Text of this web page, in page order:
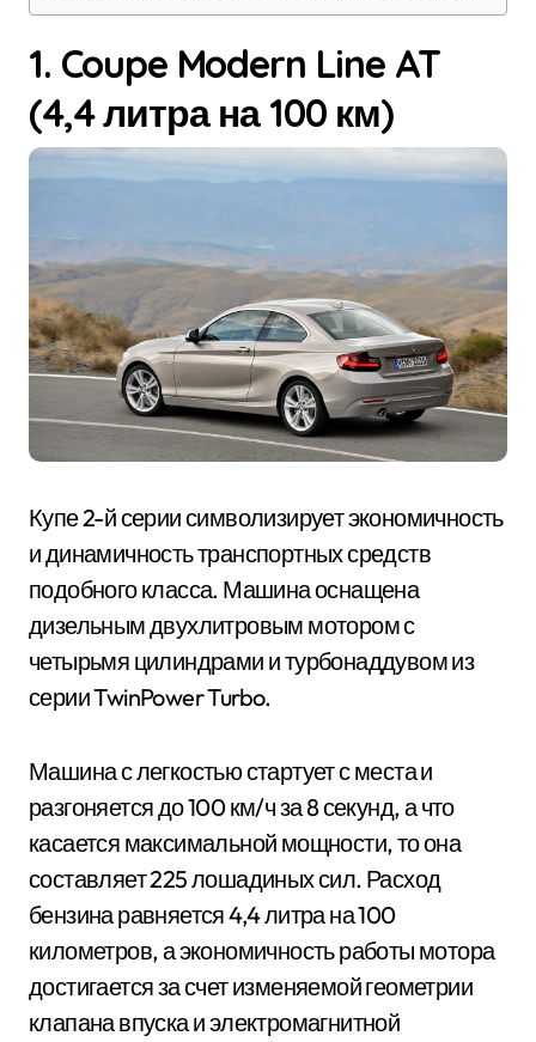
1. Coupe Modern Line AT
(4,4 литра на 100 км)
Купе 2-й серии символизирует экономичность
и динамичность транспортных средств
подобного класса. Машина оснащена
дизельным двухлитровым мотором с
четырьмя цилиндрами и турбонаддувом из
серии TwinPower Turbo.
Машина с легкостью стартует с места и
разгоняется до 100 км/ч за 8 секунд, а что
касается максимальной мощности, то она
составляет 225 лошадиных сил. Расход
бензина равняется 4,4 литра на 100
километров, а экономичность работы мотора
достигается за счет изменяемой геометрии
клапана впуска и электромагнитной